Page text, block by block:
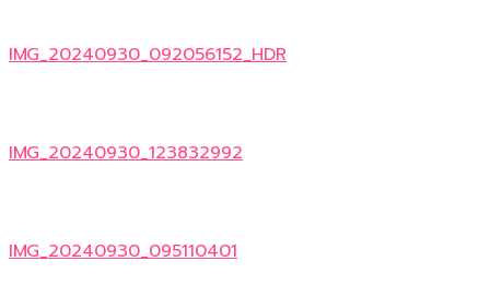
IMG_20240930_092056152_HDR
IMG_20240930_123832992
IMG_20240930_095110401